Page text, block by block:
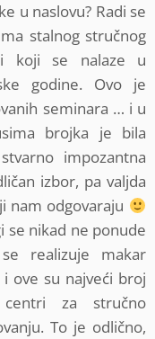
u naslovu? Radi se
stalnog stručnog
koji se nalaze u
godine. Ovo je
seminara … i u
brojka je bila
impozantna
izbor, pa valjda
nam odgovaraju
se nikad ne ponude
realizuje makar
ove su najveći broj
centri za stručno
To je odlično,